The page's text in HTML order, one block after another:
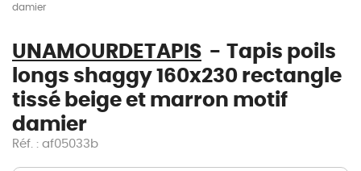
damier
UNAMOURDETAPIS
Tapis poils
longs shaggy 160x230 rectangle
tissé beige et marron motif
damier
Réf. : af05033b